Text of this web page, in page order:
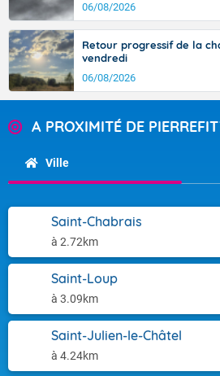
06/08/2026
Retour progressif de la
vendredi
06/08/2026
A PROXIMITÉ DE
Ville
Saint-Chabrais
à 2.72km
Saint-Loup
à 3.09km
Saint-Julien-le-Châtel
à 4.24km